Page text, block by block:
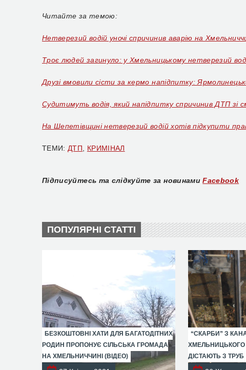
Читайте за темою:
Нетверезий водій уночі спричинив аварію на
Троє людей загинуло: у Хмельницькому нетверезий
Друзі вмовили сісти за кермо напідпитку:
Судитимуть водія, який напідпитку спричинив ДТП зі
На Шепетівщині нетверезий водій хотів підкупити
ТЕМИ: ДТП КРИМІНАЛ
Підписуйтесь та слідкуйте за новинами Facebook
ПОПУЛЯРНІ СТАТТІ
БЕЗКОШТОВНІ ХАТИ ДЛЯ БАГАТОДІТНИХ
РОДИН ПРОПОНУЄ СІЛЬСЬКА ГРОМАДА
НА ХМЕЛЬНИЧЧИНІ (ВІДЕО)
“СКАРБИ” З
ДІСТАЮТЬ З ТРУБ